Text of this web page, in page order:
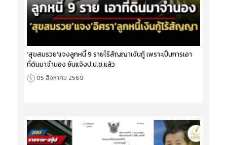
‘สุขสมรวย’แจงลูกหนี้ 9 รายไร้สัญญาเงินกู้ เพราะเป็นการเอา
ที่ดินมาจำนอง ยันแจ้งป.ป.ช.แล้ว
05 สิงหาคม 2569